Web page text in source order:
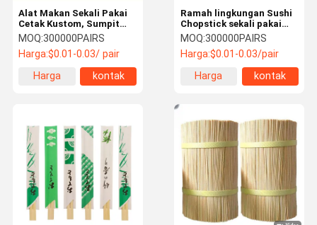
Alat Makan Sekali Pakai
Cetak Kustom, Sumpit
Bambu Ganda Sekali
Pakai untuk Restoran
Bawa Pulang
MOQ:300000PAIRS
Harga:$0.01-0.03/ pair
Harga
kontak
Ramah lingkungan Sushi
Chopstick sekali pakai
100% Moso Bambu
Customized Tensoge
Chopsticks Flatware
Jenis Chopsticks
MOQ:300000PAIRS
Harga:$0.01-0.03/pair
Harga
kontak